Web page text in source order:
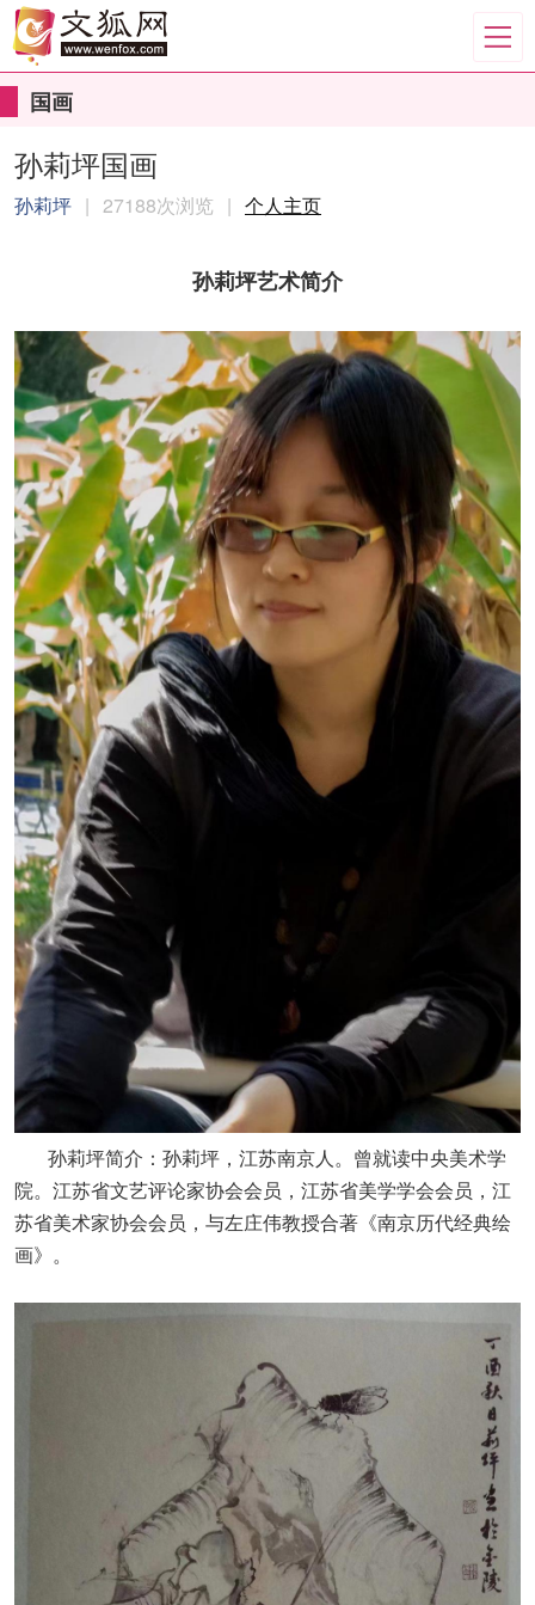
国画
孙莉坪国画
孙莉坪 | 27188次浏览 | 个人主页
孙莉坪艺术简介
孙莉坪简介：孙莉坪，江苏南京人。曾就读中央美术学
院。江苏省文艺评论家协会会员，江苏省美学学会会员，江
苏省美术家协会会员，与左庄伟教授合著《南京历代经典绘
画》。